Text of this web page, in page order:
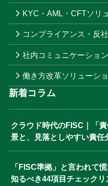
KYC・AML・CFTソリ
コンプライアンス・反
社内コミュニケーショ
働き方改革ソリューシ
新着コラム
クラウド時代のFISC｜「
景と、見落としやすい責任
「FISC準拠」と言われて
知るべき44項目チェックリ